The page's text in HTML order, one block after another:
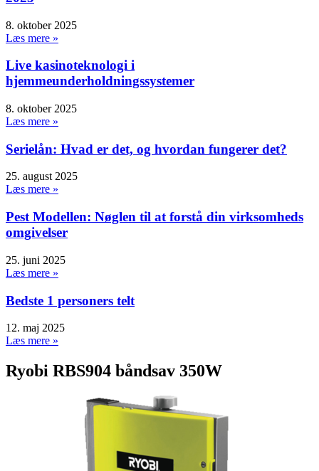
8. oktober 2025
Læs mere »
Live kasinoteknologi i
hjemmeunderholdningssystemer
8. oktober 2025
Læs mere »
Serielån: Hvad er det, og hvordan fungerer det?
25. august 2025
Læs mere »
Pest Modellen: Nøglen til at forstå din virksomheds
omgivelser
25. juni 2025
Læs mere »
Bedste 1 personers telt
12. maj 2025
Læs mere »
Ryobi RBS904 båndsav 350W